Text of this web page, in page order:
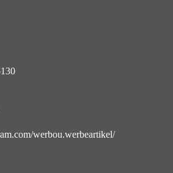
werbou.werbeartikel/